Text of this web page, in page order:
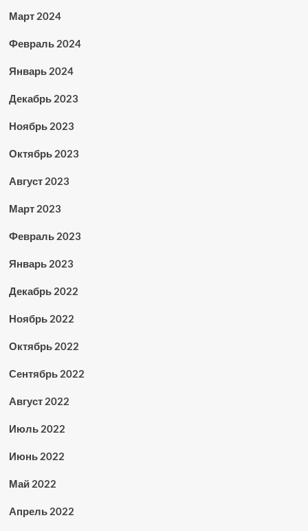
Март 2024
Февраль 2024
Январь 2024
Декабрь 2023
Ноябрь 2023
Октябрь 2023
Август 2023
Март 2023
Февраль 2023
Январь 2023
Декабрь 2022
Ноябрь 2022
Октябрь 2022
Сентябрь 2022
Август 2022
Июль 2022
Июнь 2022
Май 2022
Апрель 2022